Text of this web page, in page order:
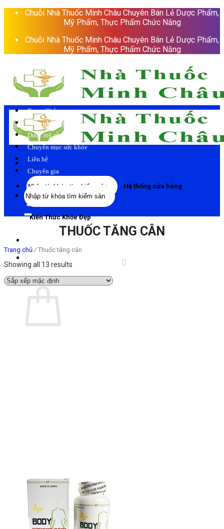
Skip
Chuỗi Nhà Thuốc Minh Châu Chuyên Bán Lẻ Dược Phẩm,
Mỹ Phẩm, Thực Phẩm Chức Năng
Chuỗi Nhà Thuốc Minh Châu Chuyên Bán Lẻ Dược Phẩm,
Mỹ Phẩm, Thực Phẩm Chức Năng
Tìm
kiếm:
Hệ thống cửa hàng
Kiến Thức Khỏe Đẹp
Giỏ hàng
Trang Chủ
Thực phẩm chức năng
Dược mỹ phẩm
Chuyên mục sức khỏe
Liên hệ
Chuyên gia
Tìm
kiếm:
THUỐC TĂNG CÂN
Trang chủ / Thuốc tăng cân
Showing all 13 results